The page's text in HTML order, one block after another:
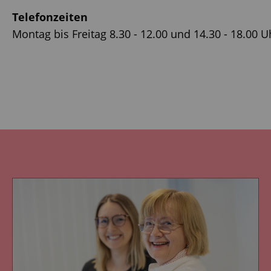
Telefonzeiten
Montag bis Freitag 8.30 - 12.00 und 14.30 - 18.00